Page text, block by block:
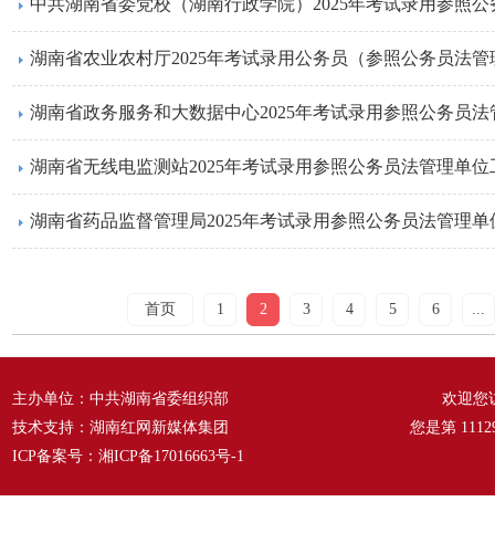
湖南省无线电监测站2025年考试录用参照公务员法管理单
湖南省药品监督管理局2025年考试录用参照公务员法管理
首页 1 2 3 4 5 6 ...
主办单位：中共湖南省委组织部
技术支持：湖南红网新媒体集团
ICP备案号： 湘ICP备17016663号-1
欢迎您
您是第